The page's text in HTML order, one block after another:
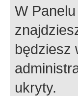
W
będziesz
ukryty.